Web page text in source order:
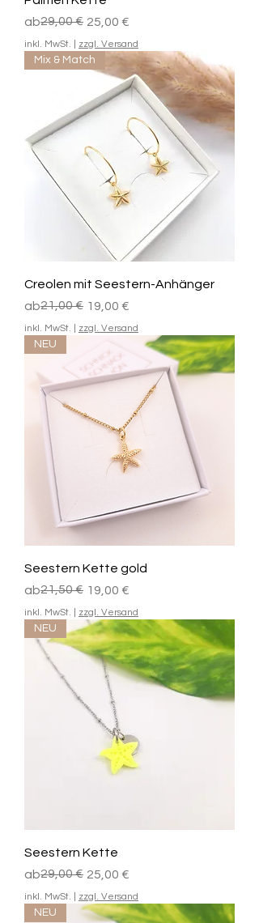
ab
Standardpreis
29,00 € 25,00 €
Sale-Preis
inkl. MwSt. zzgl. Versand
Mix & Match
Creolen mit Seestern-Anhänger
ab
Standardpreis
21,00 € 19,00 €
Sale-Preis
inkl. MwSt. zzgl. Versand
NEU
Seestern Kette gold
ab
Standardpreis
21,50 € 19,00 €
Sale-Preis
inkl. MwSt. zzgl. Versand
NEU
Seestern Kette
ab
Standardpreis
29,00 € 25,00 €
Sale-Preis
inkl. MwSt. zzgl. Versand
NEU